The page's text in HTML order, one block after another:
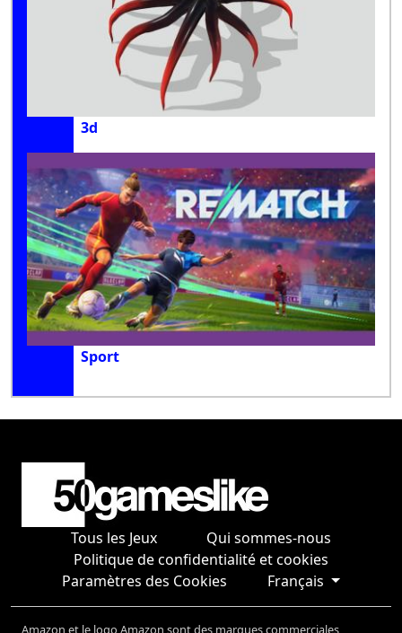
3d
Sport
Tous les Jeux
Qui sommes-nous
Politique de confidentialité et cookies
Paramètres des Cookies
Français
Amazon et le logo Amazon sont des marques commerciales